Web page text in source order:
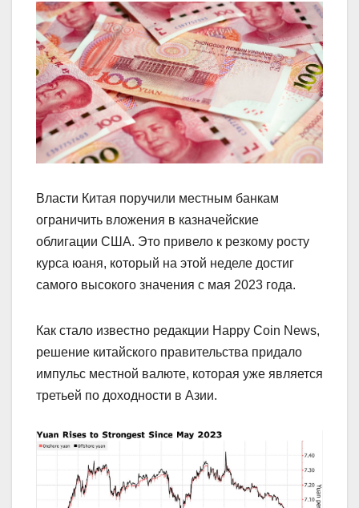
Власти Китая поручили местным банкам
ограничить вложения в казначейские
облигации США. Это привело к резкому росту
курса юаня, который на этой неделе достиг
самого высокого значения с мая 2023 года.
Как стало известно редакции Happy Coin News,
решение китайского правительства придало
импульс местной валюте, которая уже является
третьей по доходности в Азии.